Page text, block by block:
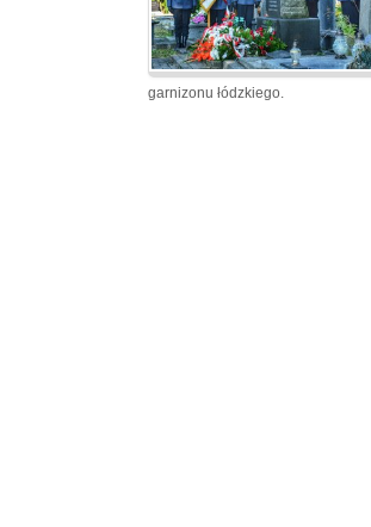
garnizonu łódzkiego.